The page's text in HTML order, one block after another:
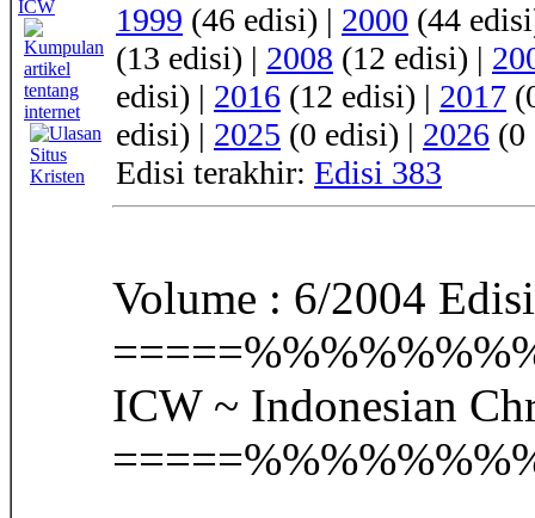
1999 (46 edisi) | 2000 (44
(13 edisi) | 2008 (12 edisi) |
edisi) | 2016 (12 edisi) | 2017
edisi) | 2025 (0 edisi) | 2026 (0
Edisi terakhir: Edisi 383
Volume : 6/2004
ICW ~ Indonesian